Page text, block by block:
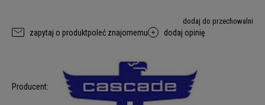
dodaj do przechowalni
zapytaj o produktpoleć znajomemu dodaj opinię
Producent: